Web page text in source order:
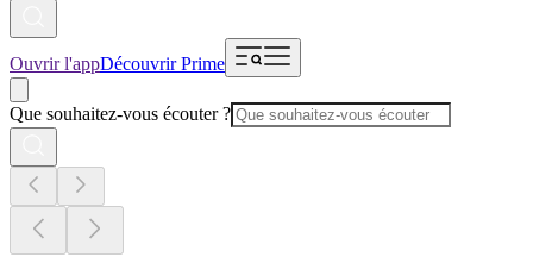
Ouvrir l'appDécouvrir Prime
Que souhaitez-vous écouter ?